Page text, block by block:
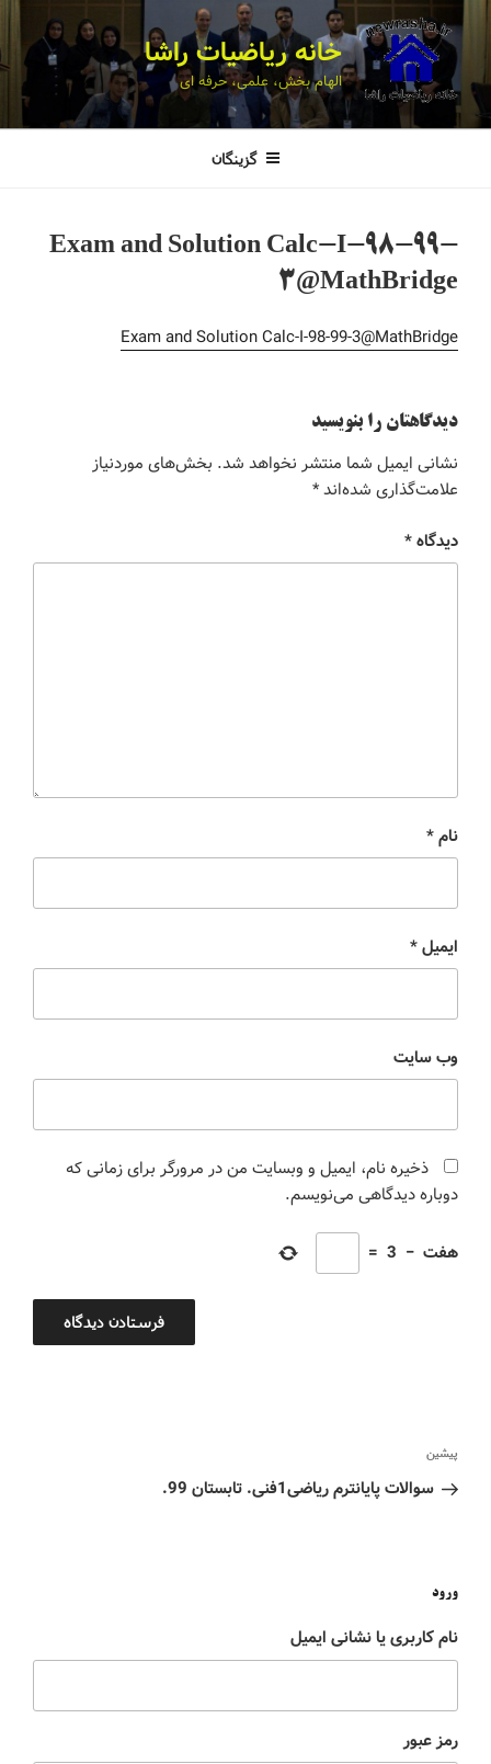
خانه ریاضیات راشا
الهام بخش، علمی، حرفه ای
گزینگان
Exam and Solution Calc-I-98-99-
3@MathBridge
Exam and Solution Calc-I-98-99-3@MathBridge
دیدگاهتان را بنویسید
نشانی ایمیل شما منتشر نخواهد شد. بخش‌های موردنیاز
علامت‌گذاری شده‌اند*
دیدگاه*
نام*
ایمیل*
وب‌ سایت
ذخیره نام، ایمیل و وبسایت من در مرورگر برای زمانی که
دوباره دیدگاهی می‌نویسم.
هفت −
3
=
پیشین
سوالات پایانترم ریاضی1فنی. تابستان 99.
ورود
نام کاربری یا نشانی ایمیل
رمز عبور